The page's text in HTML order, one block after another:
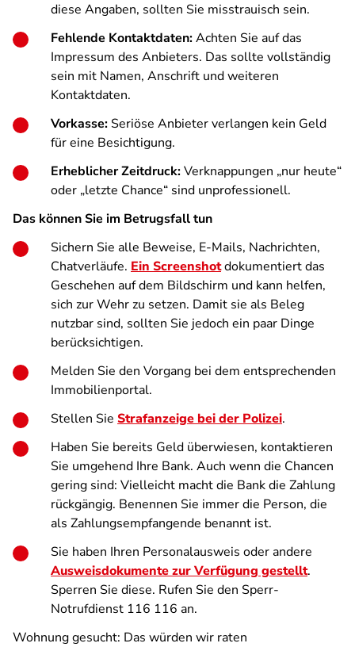
diese Angaben, sollten Sie misstrauisch sein.
Fehlende Kontaktdaten:Achten Sie auf das
Impressum des Anbieters. Das sollte vollständig
sein mit Namen, Anschrift und weiteren
Kontaktdaten.
Vorkasse: Seriöse Anbieter verlangen kein Geld
für eine Besichtigung.
Erheblicher Zeitdruck:Verknappungen „nur heute“
oder „letzte Chance“ sind unprofessionell.
Das können Sie im Betrugsfall tun
Sichern Sie alle Beweise, E-Mails, Nachrichten,
Chatverläufe. Ein Screenshotdokumentiert das
Geschehen auf dem Bildschirm und kann helfen,
sich zur Wehr zu setzen. Damit sie als Beleg
nutzbar sind, sollten Sie jedoch ein paar Dinge
berücksichtigen.
Melden Sie den Vorgang bei dem entsprechenden
Immobilienportal.
Stellen Sie Strafanzeige bei der Polizei.
Haben Sie bereits Geld überwiesen, kontaktieren
Sie umgehend Ihre Bank. Auch wenn die Chancen
gering sind: Vielleicht macht die Bank die Zahlung
rückgängig. Benennen Sie immer die Person, die
als Zahlungsempfangende benannt ist.
Sie haben Ihren Personalausweis oder andere
Ausweisdokumente zur Verfügung gestellt.
Sperren Sie diese. Rufen Sie den Sperr-
Notrufdienst 116 116 an.
Wohnung gesucht: Das würden wir raten